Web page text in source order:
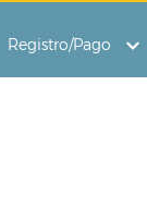
Registro/Pago